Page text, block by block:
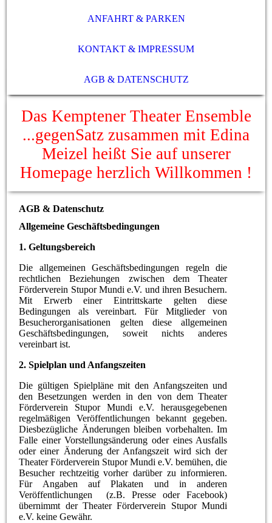
ANFAHRT & PARKEN
KONTAKT & IMPRESSUM
AGB & DATENSCHUTZ
Das Kemptener Theater Ensemble
...gegenSatz zusammen mit Edina
Meizel heißt Sie auf unserer
Homepage herzlich Willkommen !
AGB & Datenschutz
Allgemeine Geschäftsbedingungen
1. Geltungsbereich
Die allgemeinen Geschäftsbedingungen regeln die
rechtlichen Beziehungen zwischen dem Theater
Förderverein Stupor Mundi e.V. und ihren Besuchern.
Mit Erwerb einer Eintrittskarte gelten diese
Bedingungen als vereinbart. Für Mitglieder von
Besucherorganisationen gelten diese allgemeinen
Geschäftsbedingungen, soweit nichts anderes
vereinbart ist.
2. Spielplan und Anfangszeiten
Die gültigen Spielpläne mit den Anfangszeiten und
den Besetzungen werden in den von dem Theater
Förderverein Stupor Mundi e.V. herausgegebenen
regelmäßigen Veröffentlichungen bekannt gegeben.
Diesbezügliche Änderungen bleiben vorbehalten. Im
Falle einer Vorstellungsänderung oder eines Ausfalls
oder einer Änderung der Anfangszeit wird sich der
Theater Förderverein Stupor Mundi e.V. bemühen, die
Besucher rechtzeitig vorher darüber zu informieren.
Für Angaben auf Plakaten und in anderen
Veröffentlichungen (z.B. Presse oder Facebook)
übernimmt der Theater Förderverein Stupor Mundi
e.V. keine Gewähr.